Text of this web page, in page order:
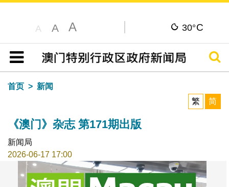
A A A 30°C
目录
搜寻
首页
新闻
繁
简
《澳门》杂志 第171期出版
新闻局
2026-06-17 17:00